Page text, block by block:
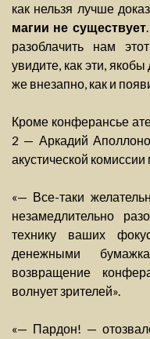
как нельзя лучше
магии не существует
разоблачить нам
увидите, как эти,
же внезапно, как и
Кроме конферансье
2 — Аркадий
акустической комиссии
«— Все-таки
незамедлительно
технику ваших
денежными
возвращение
волнует зрителей».
«— Пардон! —